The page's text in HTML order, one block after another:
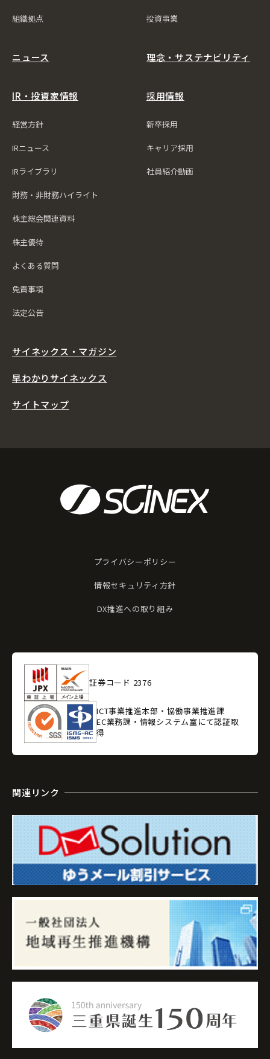
組織拠点 投資事業
ニュース
IR・投資家情報
経営方針
IRニュース
IRライブラリ
財務・非財務ハイライト
株主総会関連資料
株主優待
よくある質問
免責事項
法定公告
理念・サステナビリティ
採用情報
新卒採用
キャリア採用
社員紹介動画
サイネックス・マガジン
早わかりサイネックス
サイトマップ
プライバシーポリシー
情報セキュリティ方針
DX推進への取り組み
証券コード 2376
ICT事業推進本部・協働事業推進課
EC業務課・情報システム室にて認証取
得
関連リンク